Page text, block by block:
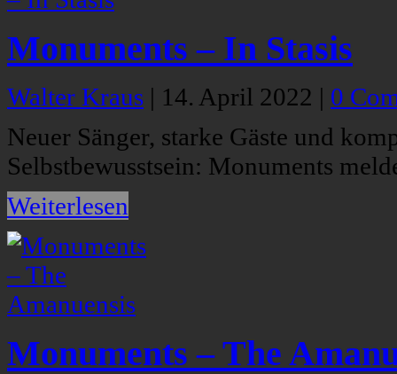
Monuments – In Stasis
Walter Kraus | 14. April 2022 | 0
Neuer Sänger, starke Gäste und
Selbstbewusstsein: Monuments
Weiterlesen
Monuments – The